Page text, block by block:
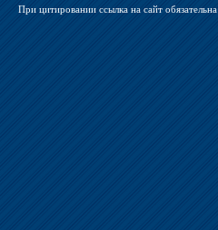
При цитировании ссылка на сайт обязательна